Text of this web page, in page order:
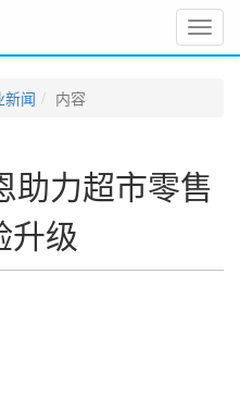
新闻 内容
助力超市零售
升级